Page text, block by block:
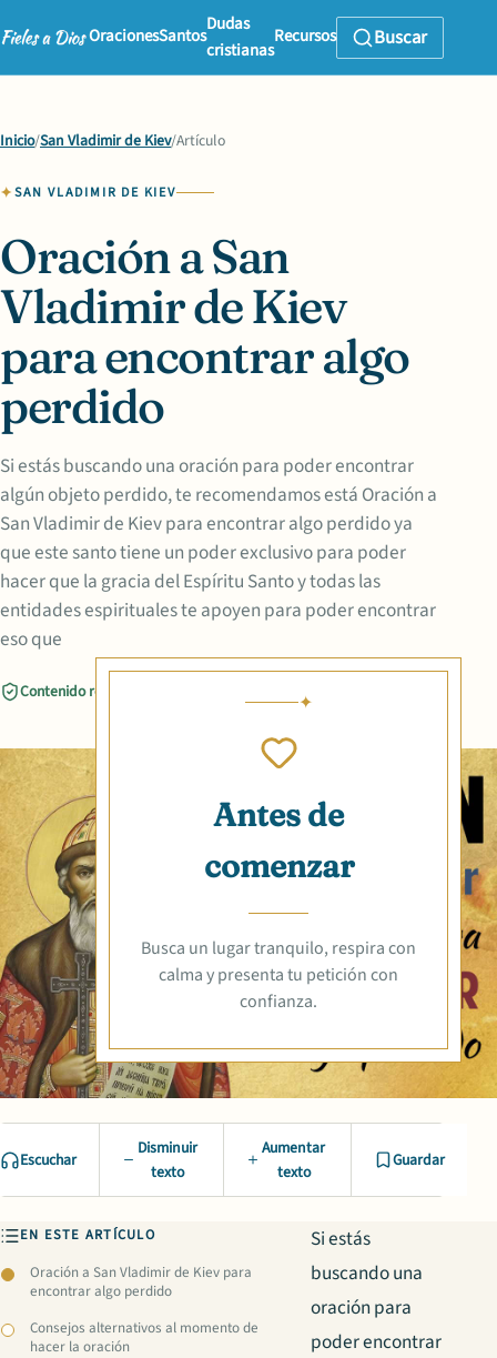
OracionesSantos
Dudas
cristianas
Recursos Buscar
Inicio/San Vladimir de Kiev/Artículo
SAN VLADIMIR DE KIEV
Oración a San
Vladimir de Kiev
para encontrar algo
perdido
Si estás buscando una oración para poder encontrar
algún objeto perdido, te recomendamos está Oración a
San Vladimir de Kiev para encontrar algo perdido ya
que este santo tiene un poder exclusivo para poder
hacer que la gracia del Espíritu Santo y todas las
entidades espirituales te apoyen para poder encontrar
eso que
Contenido revisado
Antes de
comenzar
Busca un lugar tranquilo, respira con
calma y presenta tu petición con
confianza.
Escuchar
Disminuir
texto
Aumentar
texto
Guardar
EN ESTE ARTÍCULO
Oración a San Vladimir de Kiev para
encontrar algo perdido
Consejos alternativos al momento de
hacer la oración
Si estás
buscando una
oración para
poder encontrar